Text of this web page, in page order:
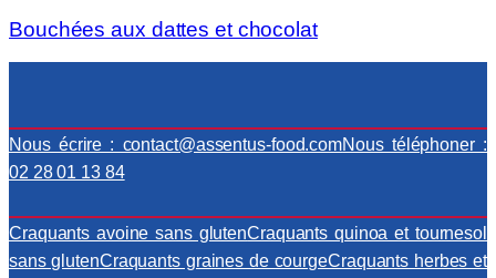
Bouchées aux dattes et chocolat
Nous écrire : contact@assentus-food.comNous téléphoner :
02 28 01 13 84
Craquants avoine sans glutenCraquants quinoa et tournesol
sans glutenCraquants graines de courgeCraquants herbes et